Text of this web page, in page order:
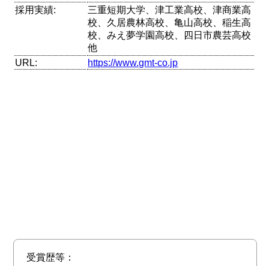
採用実績:
三重短期大学、津工業高校、津商業高
校、久居農林高校、亀山高校、稲生高
校、みえ夢学園高校、四日市農芸高校
他
URL:
https://www.gmt-co.jp
受賞歴等：